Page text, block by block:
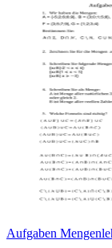
Aufgaben